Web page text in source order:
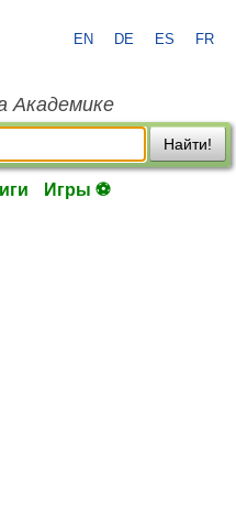
EN DE ES FR
Академике
Найти!
Игры ⚽